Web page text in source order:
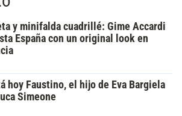
y minifalda cuadrillé: Gime Accardi
España con un original look en
hoy Faustino, el hijo de Eva Bargiela
Simeone